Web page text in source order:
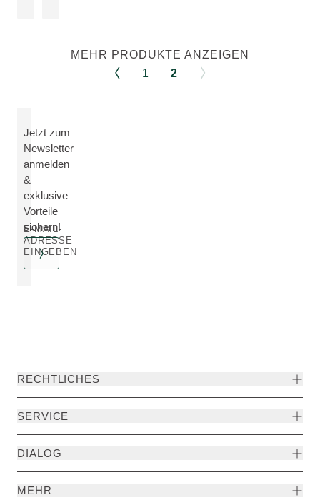
MEHR PRODUKTE ANZEIGEN
1
2
Jetzt zum
Newsletter
anmelden
&
exklusive
Vorteile
sichern!
E-MAIL-
ADRESSE
EINGEBEN
RECHTLICHES
SERVICE
DIALOG
MEHR